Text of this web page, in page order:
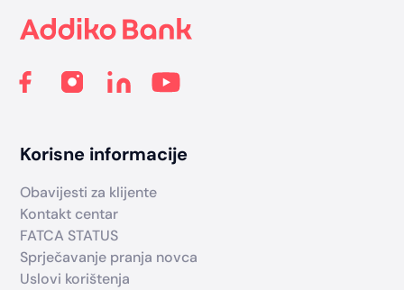
Korisne informacije
Obavijesti za klijente
Kontakt centar
FATCA STATUS
Sprječavanje pranja novca
Uslovi korištenja